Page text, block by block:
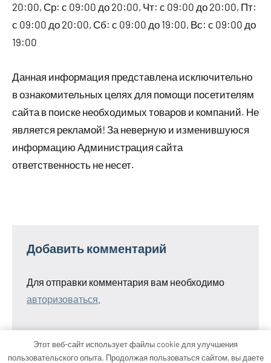
20:00, Ср: с 09:00 до 20:00, Чт: с 09:00 до 20:00, Пт:
с 09:00 до 20:00, Сб: с 09:00 до 19:00, Вс: с 09:00 до
19:00
Данная информация представлена исключительно
в ознакомительных целях для помощи посетителям
сайта в поиске необходимых товаров и компаний. Не
является рекламой! За неверную и изменившуюся
информацию Администрация сайта
ответственность не несет.
Добавить комментарий
Для отправки комментария вам необходимо
авторизоваться
Этот веб-сайт использует файлы cookie для улучшения
пользовательского опыта. Продолжая пользоваться сайтом, вы даете